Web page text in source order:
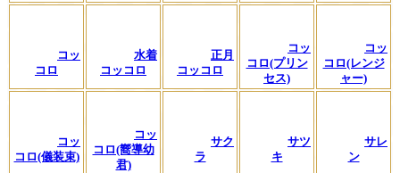
コッ
コロ
水着
コッコロ
正月
コッコロ
コッ
コロ(プリン
セス)
コッ
コロ(レンジ
ャー)
コッ
コロ(儀装束)
コッ
コロ(嚮導幼
君)
サク
ラ
サツ
キ
サレ
ン